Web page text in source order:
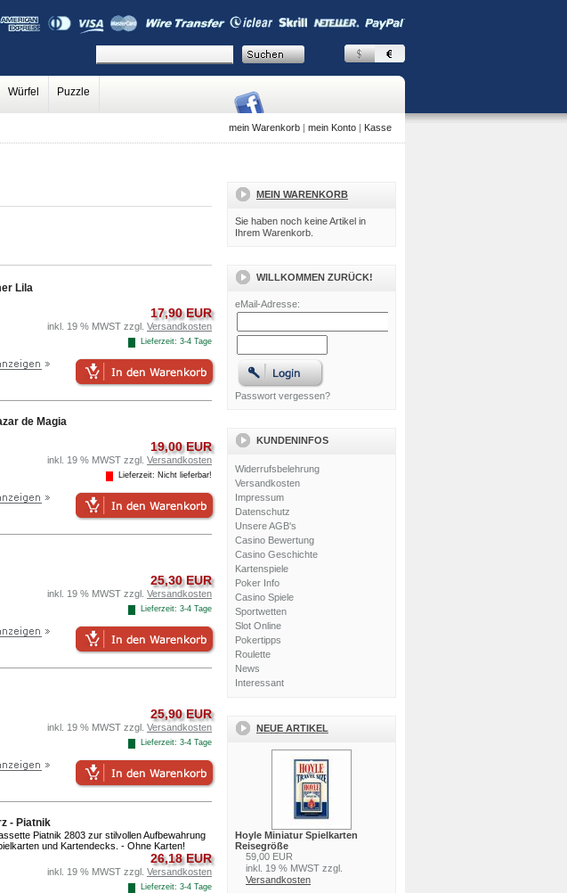
Würfel Puzzle
mein Warenkorb | mein Konto | Kasse
MEIN WARENKORB
Sie haben noch keine Artikel in
Ihrem Warenkorb.
WILLKOMMEN ZURÜCK!
eMail-Adresse:
Passwort vergessen?
KUNDENINFOS
Widerrufsbelehrung
Versandkosten
Impressum
Datenschutz
Unsere AGB's
Casino Bewertung
Casino Geschichte
Kartenspiele
Poker Info
Casino Spiele
Sportwetten
Slot Online
Pokertipps
Roulette
News
Interessant
NEUE ARTIKEL
Hoyle Miniatur Spielkarten
Reisegröße
59,00 EUR
inkl. 19 % MWST zzgl.
Versandkosten
Lila
17,90 EUR
inkl. 19 % MWST zzgl. Versandkosten
Lieferzeit: 3-4 Tage
de Magia
19,00 EUR
inkl. 19 % MWST zzgl. Versandkosten
Lieferzeit: Nicht lieferbar!
25,30 EUR
inkl. 19 % MWST zzgl. Versandkosten
Lieferzeit: 3-4 Tage
25,90 EUR
inkl. 19 % MWST zzgl. Versandkosten
Lieferzeit: 3-4 Tage
- Piatnik
Piatnik 2803 zur stilvollen Aufbewahrung
und Kartendecks. - Ohne Karten!
26,18 EUR
inkl. 19 % MWST zzgl. Versandkosten
Lieferzeit: 3-4 Tage